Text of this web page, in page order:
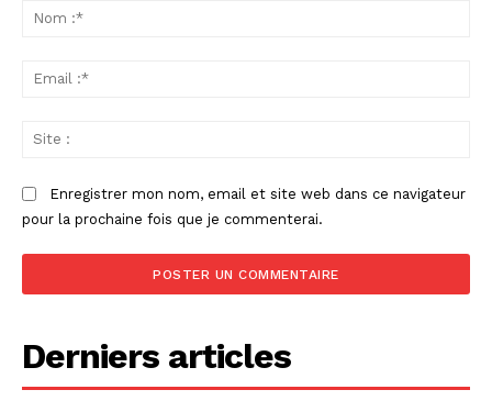
Enregistrer mon nom, email et site web dans ce navigateur
pour la prochaine fois que je commenterai.
Derniers articles